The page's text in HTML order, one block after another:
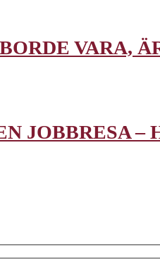
VARA,
JOBBRESA